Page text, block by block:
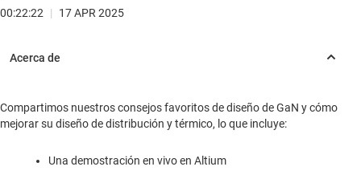
00:22:22 | 17 APR 2025
Compartimos nuestros consejos favoritos de diseño de GaN y cómo
mejorar su diseño de distribución y térmico, lo que incluye:
Una demostración en vivo en Altium